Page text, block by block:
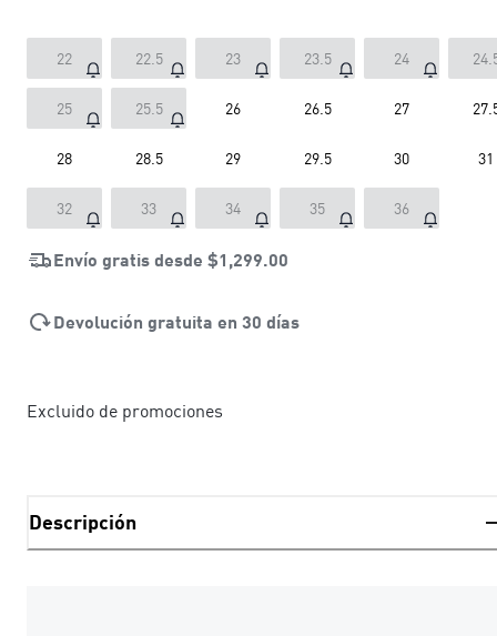
22 22.5 23 23.5 24
25 25.5 26 26.5 27
28 28.5 29 29.5 30 31
32 33 34 35 36
Envío gratis desde $1,299.00
Devolución gratuita en 30 días
Excluido de promociones
Descripción